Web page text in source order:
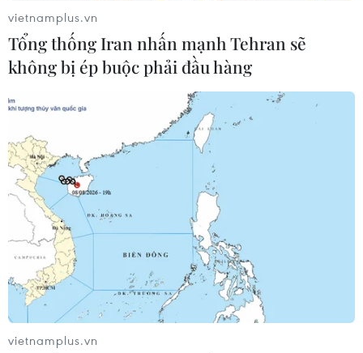
Ngựa cũng biết cười. (Nguồn: Corbis)
vietnamplus.vn
Tổng thống Iran nhấn mạnh Tehran sẽ
không bị ép buộc phải đầu hàng
vietnamplus.vn